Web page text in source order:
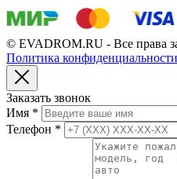
© EVADROM.RU - Все права
Политика конфиденциальности
Заказать звонок
Имя *
Телефон *